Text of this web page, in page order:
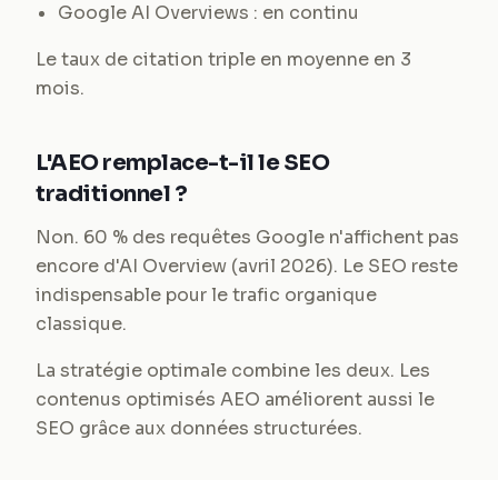
Google AI Overviews : en continu
Le taux de citation triple en moyenne en 3
mois.
L'AEO remplace-t-il le SEO
traditionnel ?
Non. 60 % des requêtes Google n'affichent pas
encore d'AI Overview (avril 2026). Le SEO reste
indispensable pour le trafic organique
classique.
La stratégie optimale combine les deux. Les
contenus optimisés AEO améliorent aussi le
SEO grâce aux données structurées.